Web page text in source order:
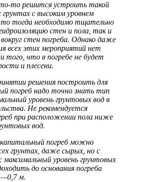
то решится устроить такой
с высоким уровнем
то тогда необходимо тщательно
стен и пола, так и
стен погреба. Однако даже
всех этих мероприятий нет
того, что в погребе не будет
и плесени.
решения построить для
погреб надо точно знать тип
уровень грунтовых вод в
Не рекомендуется
при расположении пола ниже
вод.
погреб можно
грунтах, даже сырых, но с
максимальный уровень грунтовых
до основания погреба
м.